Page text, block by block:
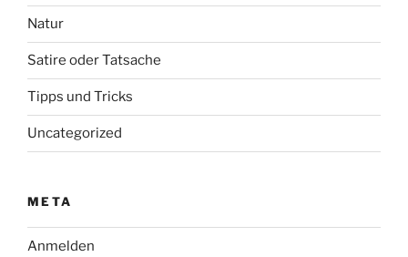
Natur
Satire oder Tatsache
Tipps und Tricks
Uncategorized
META
Anmelden